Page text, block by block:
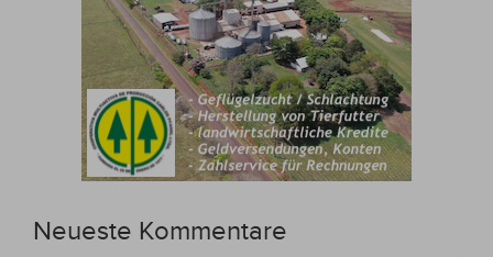
Neueste Kommentare